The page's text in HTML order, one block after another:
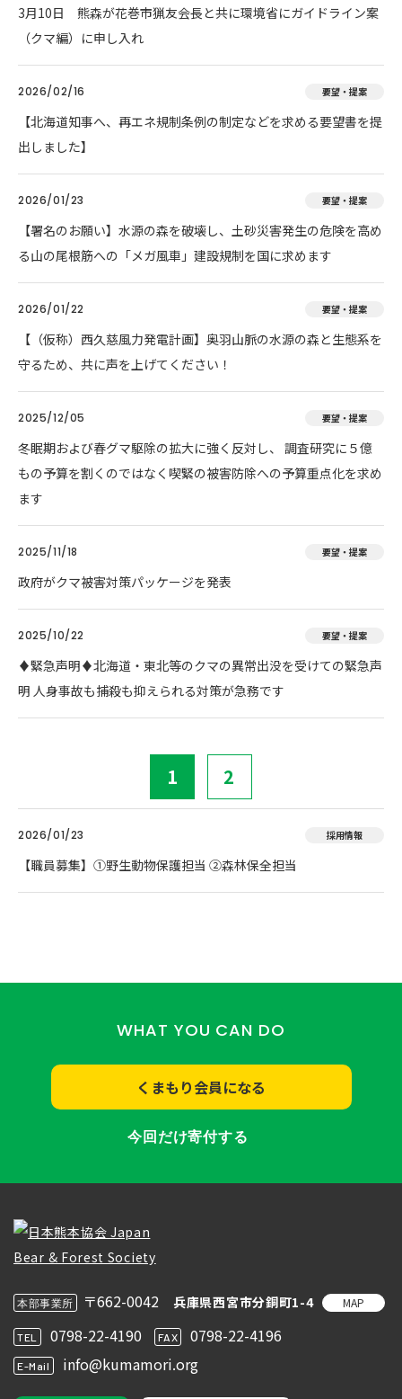
3月10日 熊森が花巻市猟友会長と共に環境省にガイドライン案
（クマ編）に申し入れ
2026/02/16 要望・提案
【北海道知事へ、再エネ規制条例の制定などを求める要望書を提
出しました】
2026/01/23 要望・提案
【署名のお願い】水源の森を破壊し、土砂災害発生の危険を高め
る山の尾根筋への「メガ風車」建設規制を国に求めます
2026/01/22 要望・提案
【（仮称）西久慈風力発電計画】奥羽山脈の水源の森と生態系を
守るため、共に声を上げてください！
2025/12/05 要望・提案
冬眠期および春グマ駆除の拡大に強く反対し、 調査研究に５億
もの予算を割くのではなく喫緊の被害防除への予算重点化を求め
ます
2025/11/18 要望・提案
政府がクマ被害対策パッケージを発表
2025/10/22 要望・提案
♦️緊急声明♦️北海道・東北等のクマの異常出没を受けての緊急声
明 人身事故も捕殺も抑えられる対策が急務です
1 2
2026/01/23 採用情報
【職員募集】①野生動物保護担当 ②森林保全担当
WHAT YOU CAN DO
くまもり会員になる
今回だけ寄付する
本部事業所 〒662-0042 兵庫県西宮市分銅町1-4 MAP
TEL 0798-22-4190 FAX 0798-22-4196
E-Mail info@kumamori.org